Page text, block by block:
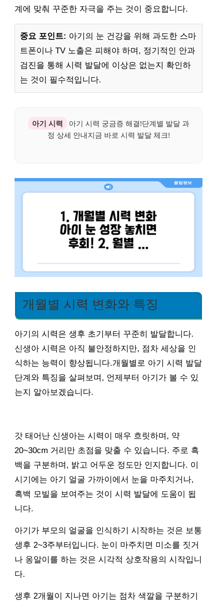
계에 맞춰 꾸준한 자극을 주는 것이 중요합니다.
중요 포인트: 아기의 눈 건강을 위해 과도한 스마
트폰이나 TV 노출은 피해야 하며, 정기적인 안과
검진을 통해 시력 발달에 이상은 없는지 확인하
는 것이 필수적입니다.
아기 시력
아기 시력 궁금증 해결!단계별 발달 과
정 상세 안내지금 바로 시력 발달 체크!
개월별 시력 변화와 특징
아기의 시력은 생후 초기부터 꾸준히 발달합니다.
신생아 시력은 아직 불안정하지만, 점차 세상을 인
식하는 능력이 향상됩니다.개월별로 아기 시력 발달
단계와 특징을 살펴보며, 언제부터 아기가 볼 수 있
는지 알아보겠습니다.
갓 태어난 신생아는 시력이 매우 흐릿하며, 약
20~30cm 거리만 초점을 맞출 수 있습니다. 주로 흑
백을 구분하며, 밝고 어두운 정도만 인지합니다. 이
시기에는 아기 얼굴 가까이에서 눈을 마주치거나,
흑백 모빌을 보여주는 것이 시력 발달에 도움이 됩
니다.
아기가 부모의 얼굴을 인식하기 시작하는 것은 보통
생후 2~3주부터입니다. 눈이 마주치면 미소를 짓거
나 옹알이를 하는 것은 시각적 상호작용의 시작입니
다.
생후 2개월이 지나면 아기는 점차 색깔을 구분하기